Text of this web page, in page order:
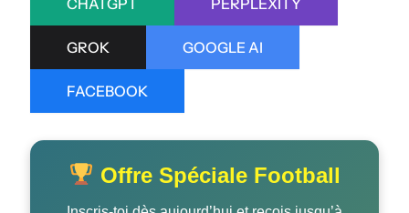
GROK GOOGLE AI
FACEBOOK
Offre Spéciale Football